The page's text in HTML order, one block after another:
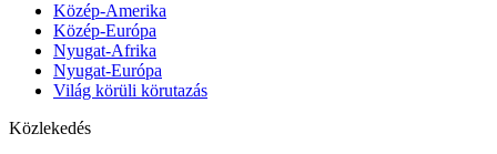
Közép-Amerika
Közép-Európa
Nyugat-Afrika
Nyugat-Európa
Világ körüli körutazás
Közlekedés